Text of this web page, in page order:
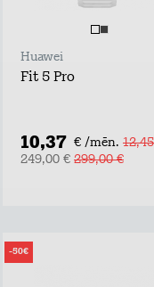
Huawei
Fit 5 Pro
10,37 € /mēn. 12,45
249,00 € 299,00 €
-50€